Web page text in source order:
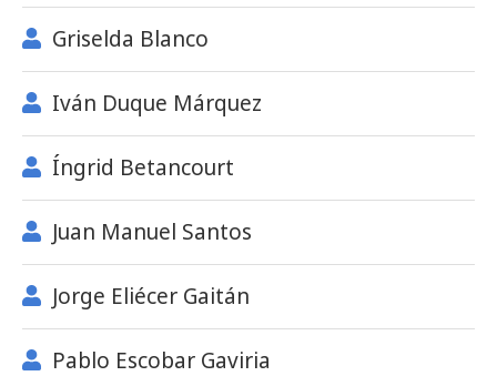
Griselda Blanco
Iván Duque Márquez
Íngrid Betancourt
Juan Manuel Santos
Jorge Eliécer Gaitán
Pablo Escobar Gaviria